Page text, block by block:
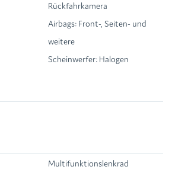
Rückfahrkamera
Airbags: Front-, Seiten- und
weitere
Scheinwerfer: Halogen
Multifunktionslenkrad